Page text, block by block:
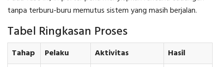
tanpa terburu-buru memutus sistem yang masih berjalan.
Tabel Ringkasan Proses
Tahap Pelaku Aktivitas Hasil